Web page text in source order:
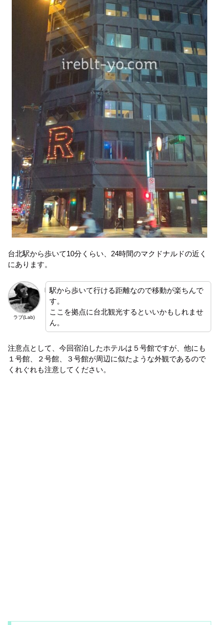
台北駅から歩いて10分くらい、24時間のマクドナルドの近く
にあります。
ラブ(Lab)
駅から歩いて行ける距離なので移動が楽ちんで
す。
ここを拠点に台北観光するといいかもしれませ
ん。
注意点として、今回宿泊したホテルは５号館ですが、他にも
１号館、２号館、３号館が周辺に似たような外観であるので
くれぐれも注意してください。